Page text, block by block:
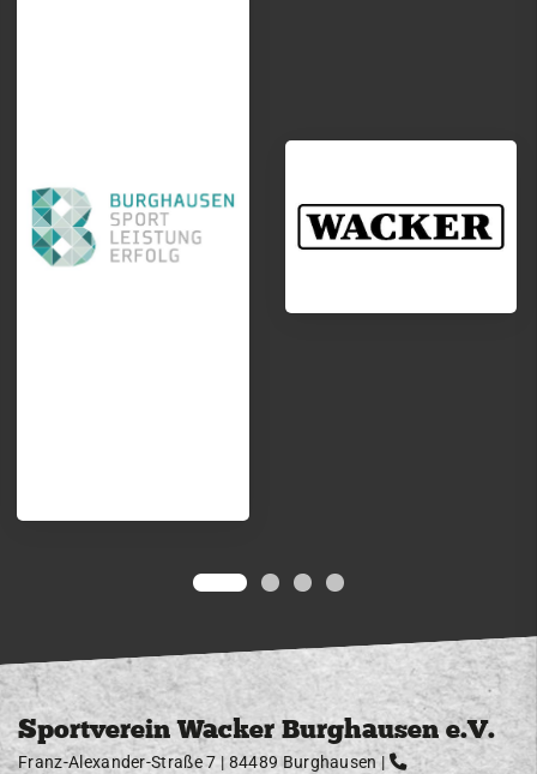
Sportverein Wacker Burghausen e.V.
Franz-Alexander-Straße 7 | 84489 Burghausen |